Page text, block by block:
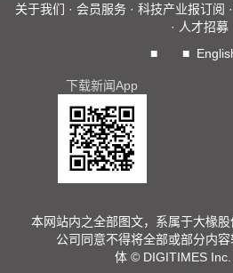
关于我们 · 会员服务· 科技产业报订阅 ·
· 人才招募
■
■
下载新闻App
本网站内之全部图文，系属于大椽
公司同意不得将全部或部分内
体 © DIGITIMES